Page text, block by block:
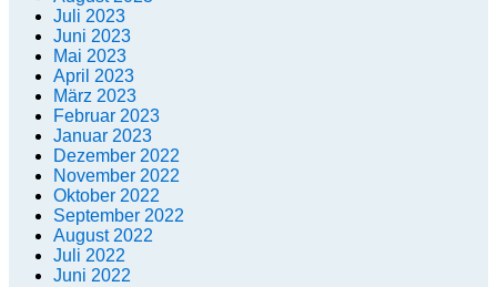
Juli 2023
Juni 2023
Mai 2023
April 2023
März 2023
Februar 2023
Januar 2023
Dezember 2022
November 2022
Oktober 2022
September 2022
August 2022
Juli 2022
Juni 2022